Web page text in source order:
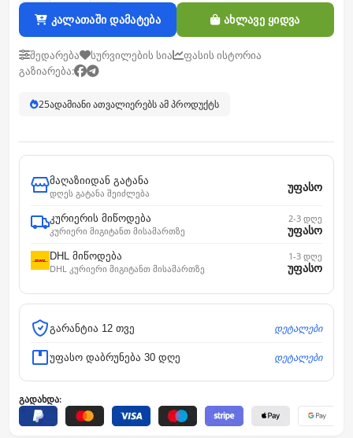
კალათაში დამატება ახლავე ყიდვა
შედარება სურვილების სია
ფასის ისტორია
გაზიარება:
25ადამიანი ათვალიერებს ამ პროდუქტს
მაღაზიიდან გატანა
დღეს გატანა შეიძლება
უფასო
კურიერის მიწოდება
კურიერი მიგიტანთ მისამართზე
2-3 დღე
უფასო
DHL მიწოდება
DHL კურიერი მიგიტანთ მისამართზე
1-3 დღე
უფასო
გარანტია 12 თვე დეტალები
უფასო დაბრუნება 30 დღე დეტალები
გადახდა: